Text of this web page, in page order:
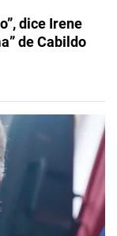
dice Irene
de Cabildo